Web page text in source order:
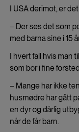
I USA derimot, er
‒ Der ses det som
med barna sine i 15
I hvert fall hvis man
som bor i fine
‒ Mange har ikke
husmødre har gått
en dyr og dårlig
når de får barn.